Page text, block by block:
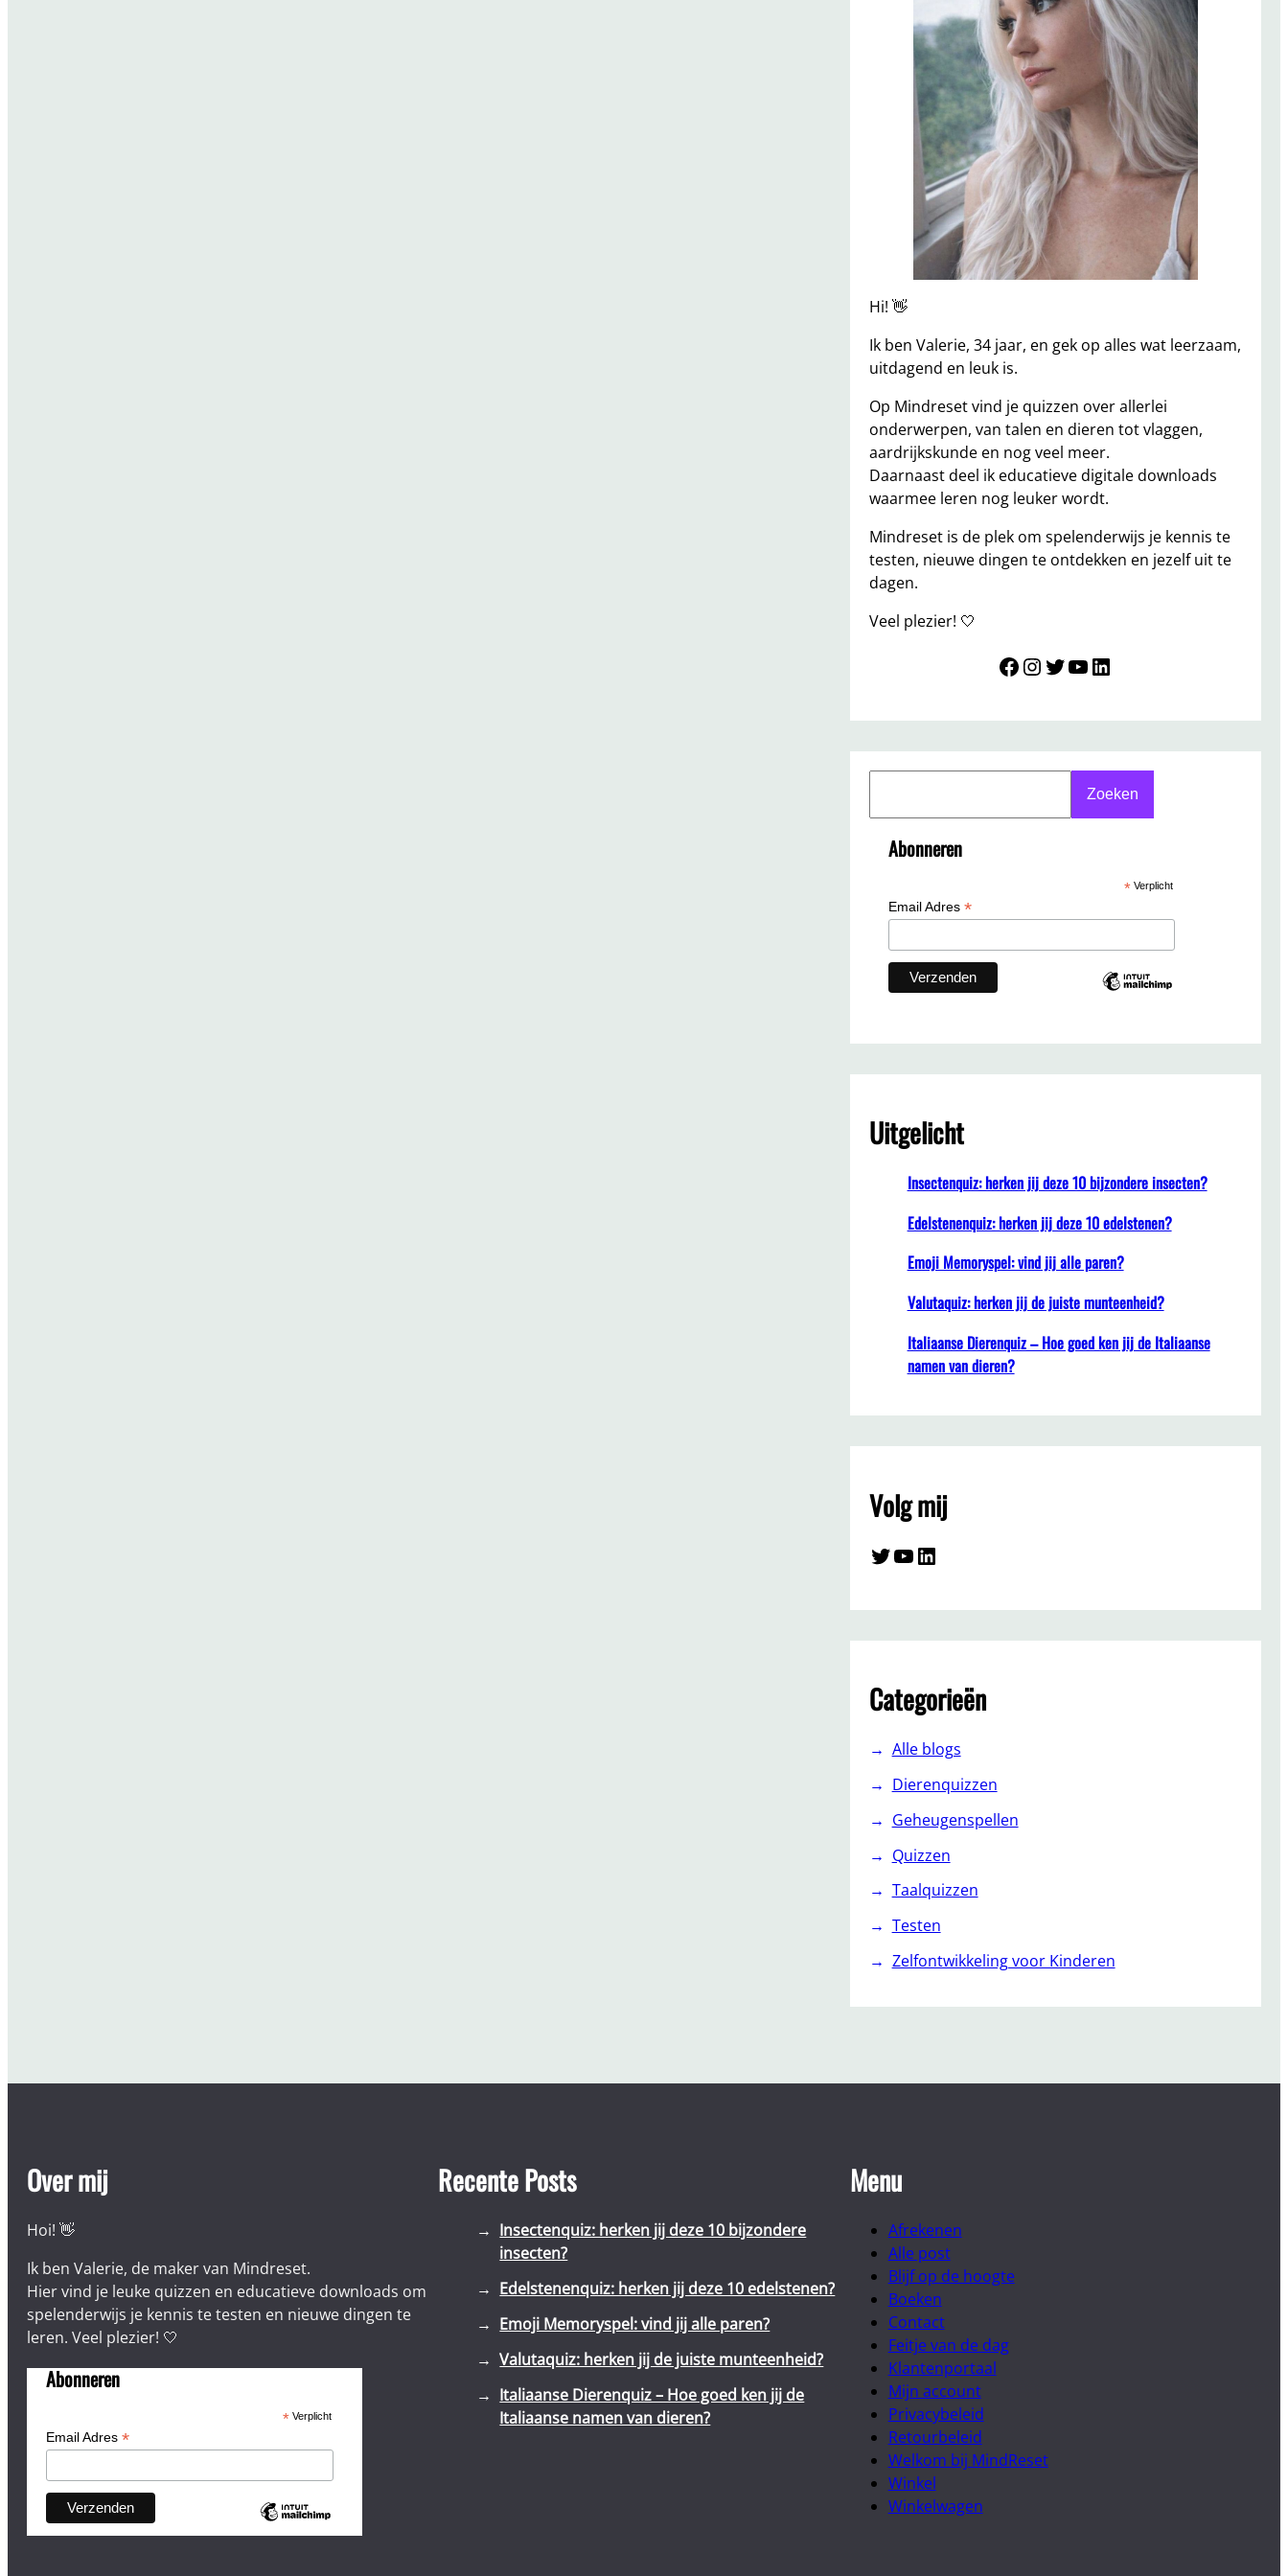
Hi! 👋
Ik ben Valerie, 34 jaar, en gek op alles wat leerzaam,
uitdagend en leuk is.
Op Mindreset vind je quizzen over allerlei
onderwerpen, van talen en dieren tot vlaggen,
aardrijkskunde en nog veel meer.
Daarnaast deel ik educatieve digitale downloads
waarmee leren nog leuker wordt.
Mindreset is de plek om spelenderwijs je kennis te
testen, nieuwe dingen te ontdekken en jezelf uit te
dagen.
Veel plezier! 🤍
Mindreset InstagramTwitter YouTube LinkedIn
Zoeken
Abonneren
* Verplicht
Email Adres *
Uitgelicht
Insectenquiz: herken jij deze 10 bijzondere insecten?
Edelstenenquiz: herken jij deze 10 edelstenen?
Emoji Memoryspel: vind jij alle paren?
Valutaquiz: herken jij de juiste munteenheid?
Italiaanse Dierenquiz – Hoe goed ken jij de Italiaanse
namen van dieren?
Volg mij
Twitter YouTube LinkedIn
Categorieën
Alle blogs
Dierenquizzen
Geheugenspellen
Quizzen
Taalquizzen
Testen
Zelfontwikkeling voor Kinderen
Over mij
Hoi! 👋
Ik ben Valerie, de maker van Mindreset.
Hier vind je leuke quizzen en educatieve downloads om
spelenderwijs je kennis te testen en nieuwe dingen te
leren. Veel plezier! 🤍
Abonneren
*Verplicht
Email Adres *
Recente Posts
Insectenquiz: herken jij deze 10 bijzondere
insecten?
Edelstenenquiz: herken jij deze 10 edelstenen?
Emoji Memoryspel: vind jij alle paren?
Valutaquiz: herken jij de juiste munteenheid?
Italiaanse Dierenquiz – Hoe goed ken jij de
Italiaanse namen van dieren?
Menu
Afrekenen
Alle post
Blijf op de hoogte
Boeken
Contact
Feitje van de dag
Klantenportaal
Mijn account
Privacybeleid
Retourbeleid
Welkom bij MindReset
Winkel
Winkelwagen